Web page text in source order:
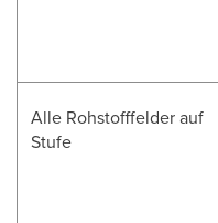
Alle Rohstofffelder auf
Stufe